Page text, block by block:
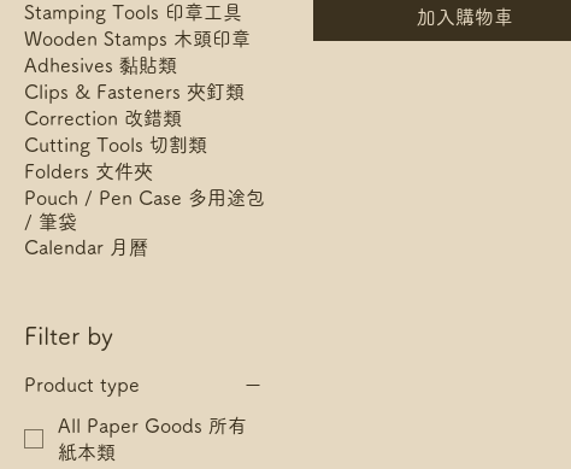
Stamping Tools 印章工具
Wooden Stamps 木頭印章
Adhesives 黏貼類
Clips & Fasteners 夾釘類
Correction 改錯類
Cutting Tools 切割類
Folders 文件夾
Pouch / Pen Case 多用途包
/ 筆袋
Calendar 月曆
Filter by
Product type
All Paper Goods 所有
紙本類
加入購物車